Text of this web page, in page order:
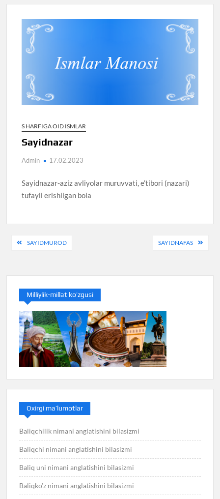
S HARFIGA OID ISMLAR
Sayidnazar
Admin 17.02.2023
Sayidnazar-aziz avliyolar muruvvati, e’tibori (nazari)
tufayli erishilgan bola
PostSAYIDMUROD SAYIDNAFAS
Milliylik-millat ko’zgusi
Oxirgi ma’lumotlar
Baliqchilik nimani anglatishini bilasizmi
Baliqchi nimani anglatishini bilasizmi
Baliq uni nimani anglatishini bilasizmi
Baliqko’z nimani anglatishini bilasizmi